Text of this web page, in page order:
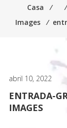
Casa ⁄
Images
⁄
abril 10, 2022
ENTRADA-
IMAGES